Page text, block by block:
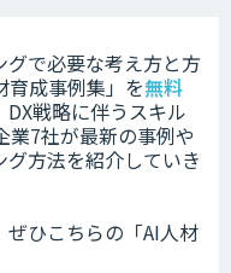
グで必要な考え方と方
育成事例集」を無料
戦略に伴うスキル
業7社が最新の事例や
方法を紹介していき
ひこちらの「AI人材